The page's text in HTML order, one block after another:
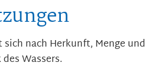
nach Herkunft, Menge und
Wassers.